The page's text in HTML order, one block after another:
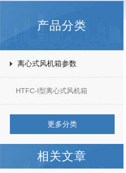
产品分类
离心式风机箱参数
HTFC-I型离心式风机箱
更多分类
相关文章